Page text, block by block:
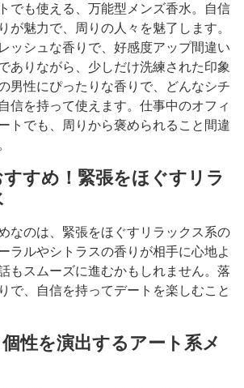
でも使える、万能型メンズ香水。自信
が魅力で、周りの人々を魅了します。
ッシュな香りで、好感度アップ間違い
ありながら、少しだけ洗練された印象
男性にぴったりな香りで、どんなシチ
信を持って使えます。仕事中のオフィ
トでも、周りから褒められること間違
すめ！緊張をほぐすリラ
なのは、緊張をほぐすリラックス系の
ラルやシトラスの香りが相手に心地よ
もスムーズに進むかもしれません。落
で、自信を持ってデートを楽しむこと
性を演出するアート系メ